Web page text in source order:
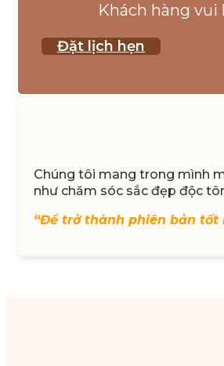
Khách hàng vui
Đặt lịch hẹn
Chúng tôi mang trong mình
như chăm sóc sắc đẹp độc
“Để trở thành phiên bản